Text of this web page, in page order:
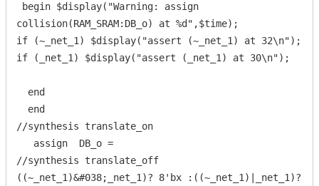
collision(RAM_SRAM:DB_o) at %d",$time);
if (~_net_1) $display("assert (~_net_1) at 32\n");
if (_net_1) $display("assert (_net_1) at 30\n");
//synthesis translate_on
//synthesis translate_off
((~_net_1)&#038;_net_1)? 8'bx :((~_net_1)|_net_1)?